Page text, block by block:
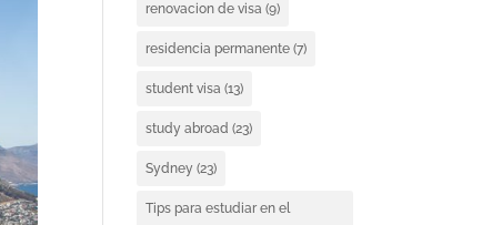
renovacion de visa (9)
residencia permanente (7)
student visa (13)
study abroad (23)
Sydney (23)
Tips para estudiar en el